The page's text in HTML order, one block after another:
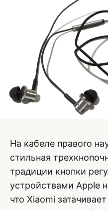
На кабеле правого
стильная
традиции кнопки
устройствами Apple
что Xiaomi